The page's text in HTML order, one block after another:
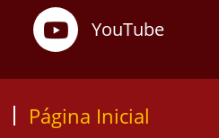
YouTube
Página Inicial